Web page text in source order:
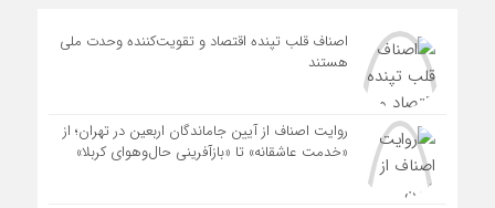
اصناف قلب تپنده اقتصاد و تقویت‌کننده وحدت ملی
هستند
روایت اصناف از آیین جاماندگان اربعین در تهران؛ از
«خدمت عاشقانه» تا «بازآفرینی حال‌وهوای کربلا»